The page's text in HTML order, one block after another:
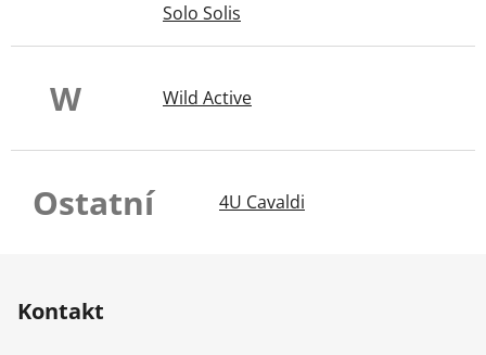
Solo Solis
W Wild Active
Ostatní 4U Cavaldi
Kontakt